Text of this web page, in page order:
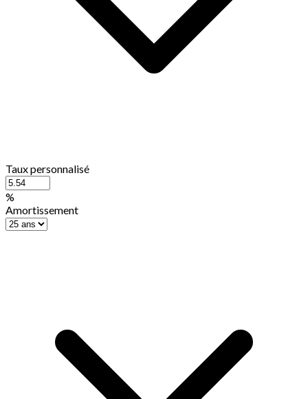
Taux personnalisé
%
Amortissement